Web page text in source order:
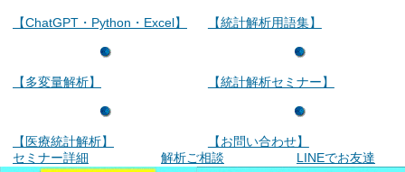
【ChatGPT・Python・Excel】
【多変量解析】
【医療統計解析】
【統計解析用語集】
【統計解析セミナー】
【お問い合わせ】
セミナー詳細
解析ご相談 LINEでお友達